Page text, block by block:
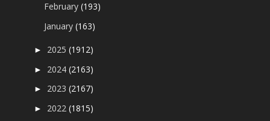
February(193)
January(163)
► 2025(1912)
► 2024(2163)
► 2023(2167)
► 2022(1815)